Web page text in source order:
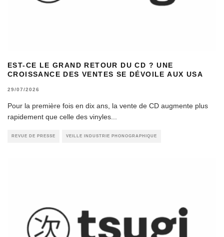
EST-CE LE GRAND RETOUR DU CD ? UNE
CROISSANCE DES VENTES SE DÉVOILE AUX USA
29/07/2026
Pour la première fois en dix ans, la vente de CD augmente plus
rapidement que celle des vinyles
REVUE DE PRESSE VEILLE INDUSTRIE PHONOGRAPHIQUE